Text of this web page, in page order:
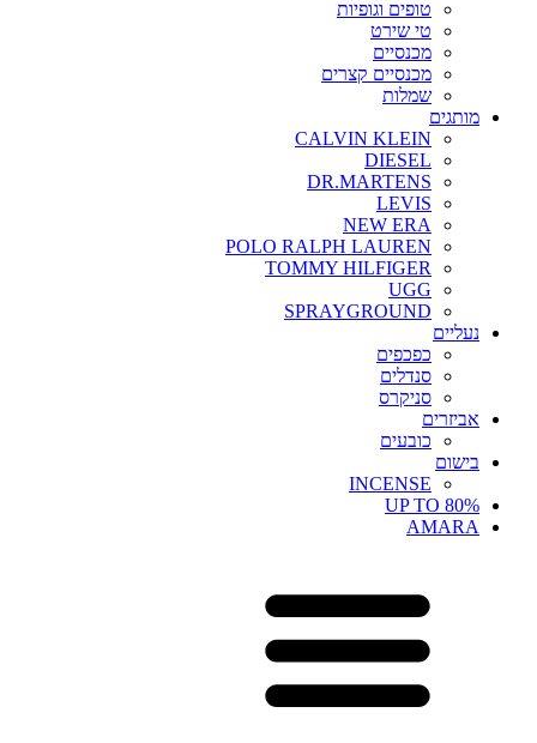
טופים וגופיות
טי שירט
מכנסיים
מכנסיים קצרים
שמלות
מותגים
CALVIN KLEIN
DIESEL
DR.MARTENS
LEVIS
NEW ERA
POLO RALPH LAUREN
TOMMY HILFIGER
UGG
SPRAYGROUND
נעליים
כפכפים
סנדלים
סניקרס
אביזרים
כובעים
בישום
INCENSE
UP TO 80%
AMARA